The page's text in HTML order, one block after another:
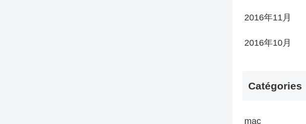
2016年11月
2016年10月
Catégories
mac